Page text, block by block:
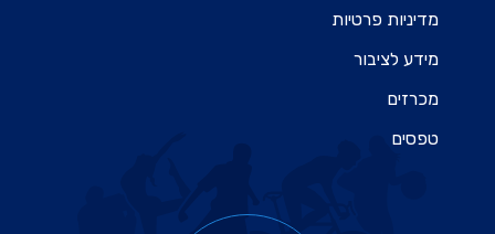
מדיניות פרטיות
מידע לציבור
מכרזים
טפסים